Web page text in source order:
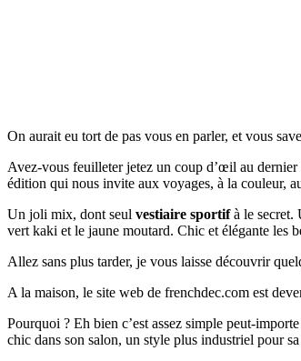
On aurait eu tort de pas vous en parler, et vous
Avez-vous feuilleter jetez un coup d’œil au dernier
édition qui nous invite aux voyages, à la couleur,
Un joli mix, dont seul vestiaire sportifà le secret.
vert kaki et le jaune moutard. Chic et élégante les
Allez sans plus tarder, je vous laisse découvrir
A la maison, le site web de frenchdec.com est
Pourquoi ? Eh bien c’est assez simple peut-
chic dans son salon, un style plus industriel pour